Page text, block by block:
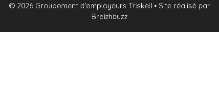
© 2026 Groupement d'employeurs Triskell • Site réalisé par
Breizhbuzz